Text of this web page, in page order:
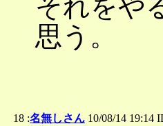
それをや
思う。
18 :名無しさん 10/08/14 19:14